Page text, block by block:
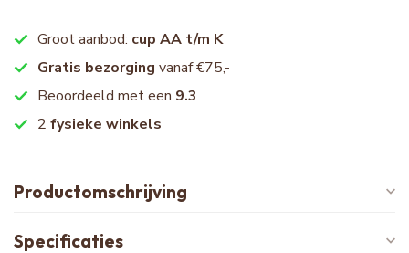
Groot aanbod: cup AA t/m K
Gratis bezorging vanaf €75,-
Beoordeeld met een 9.3
2 fysieke winkels
Productomschrijving
Specificaties